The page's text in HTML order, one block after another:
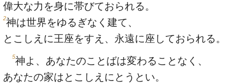
偉大な力を身に帯びておられる。
2神は世界をゆるぎなく建て、
とこしえに王座をすえ、永遠に座しておられる。
5神よ、あなたのことばは変わることなく、
あなたの家はとこしえにとうとい。